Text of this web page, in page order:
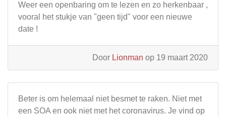
Weer een openbaring om te lezen en zo herkenbaar ,
vooral het stukje van "geen tijd" voor een nieuwe
date !
Door Lionman op 19 maart 2020
Beter is om helemaal niet besmet te raken. Niet met
een SOA en ook niet met het coronavirus. Je vind op